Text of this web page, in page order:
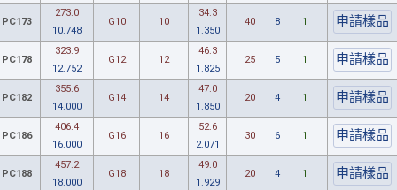
PC173
273.0
10.748
G10 10
34.3
1.350
40 8 1
PC178
323.9
12.752
G12 12
46.3
1.825
25 5 1
PC182
355.6
14.000
G14 14
47.0
1.850
20 4 1
PC186
406.4
16.000
G16 16
52.6
2.071
30 6 1
PC188
457.2
18.000
G18 18
49.0
1.929
20 4 1